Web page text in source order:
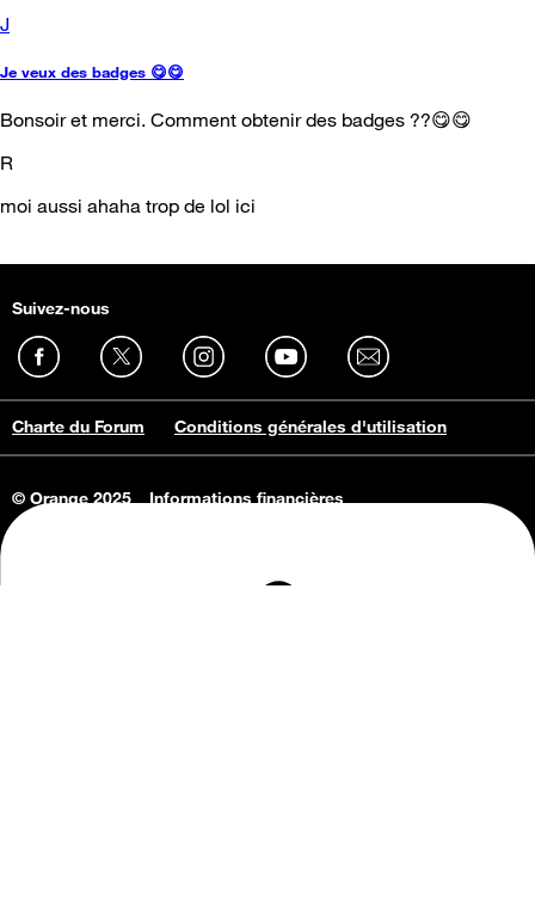
J
Je veux des badges 😋😋
Bonsoir et merci. Comment obtenir des badges ??😋😋
R
moi aussi ahaha trop de lol ici
Suivez-nous
Charte du Forum Conditions générales d'utilisation
© Orange 2025
Informations financières